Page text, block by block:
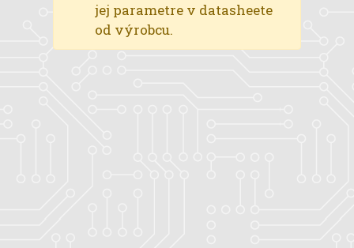
jej parametre v datasheete
od výrobcu.